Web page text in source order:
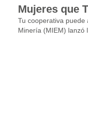
Mujeres que
Tu cooperativa
Minería (MIEM) lanzó